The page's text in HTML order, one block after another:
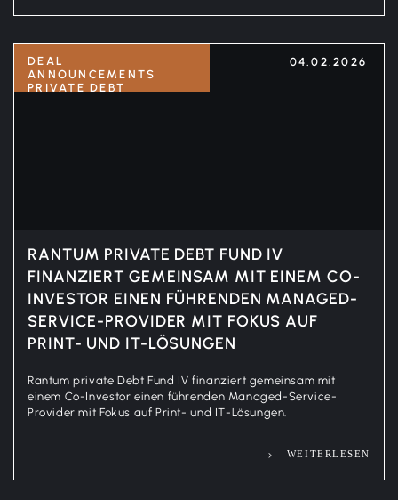
DEAL
ANNOUNCEMENTS
PRIVATE DEBT
04.02.2026
RANTUM PRIVATE DEBT FUND IV
FINANZIERT GEMEINSAM MIT EINEM CO-
INVESTOR EINEN FÜHRENDEN MANAGED-
SERVICE-PROVIDER MIT FOKUS AUF
PRINT- UND IT-LÖSUNGEN
Rantum private Debt Fund IV finanziert gemeinsam mit
einem Co-Investor einen führenden Managed-Service-
Provider mit Fokus auf Print- und IT-Lösungen.
WEITERLESEN